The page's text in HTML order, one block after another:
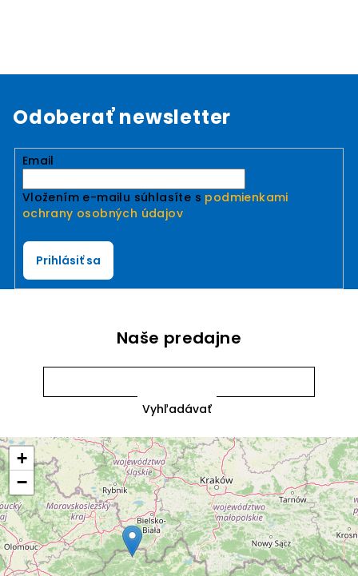
Odoberať newsletter
Email
Vložením e-mailu súhlasíte s podmienkami
ochrany osobných údajov
Prihlásiť sa
Naše predajne
+
−